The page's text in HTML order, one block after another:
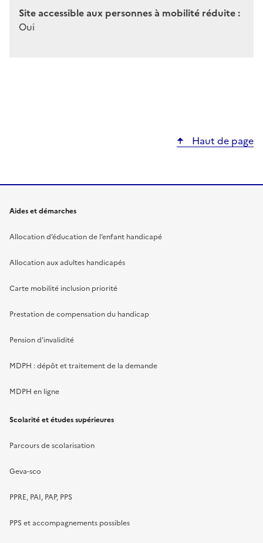
Site accessible aux personnes à mobilité réduite :
Oui
Haut de page
Aides et démarches
Allocation d’éducation de l’enfant handicapé
Allocation aux adultes handicapés
Carte mobilité inclusion priorité
Prestation de compensation du handicap
Pension d'invalidité
MDPH : dépôt et traitement de la demande
MDPH en ligne
Scolarité et études supérieures
Parcours de scolarisation
Geva-sco
PPRE, PAI, PAP, PPS
PPS et accompagnements possibles